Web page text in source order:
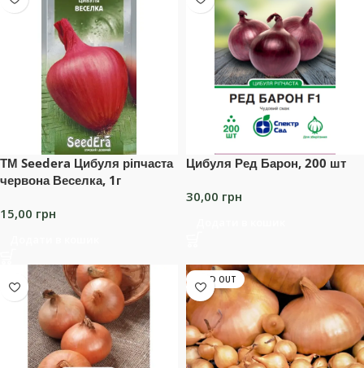
ТМ Seedera Цибуля ріпчаста
червона Веселка, 1г
15,00 грн
Цибуля Ред Барон, 200 шт
30,00 грн
SOLD OUT